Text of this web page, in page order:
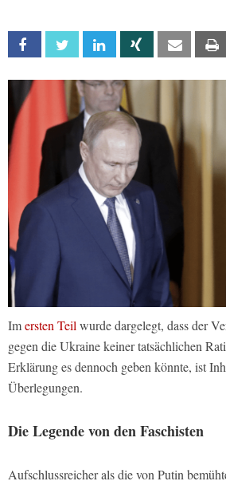
Facebook Twitter Linkedin Xing Email
Imersten Teil wurde dargelegt, dass der
gegen die Ukraine keiner tatsächlichen
Erklärung es dennoch geben könnte, ist
Überlegungen.
Die Legende von den Faschisten
Aufschlussreicher als die von Putin